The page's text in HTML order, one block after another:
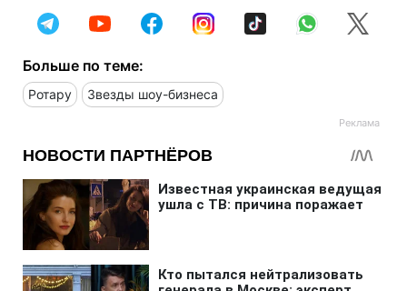
Больше по теме:
Ротару Звезды шоу-бизнеса